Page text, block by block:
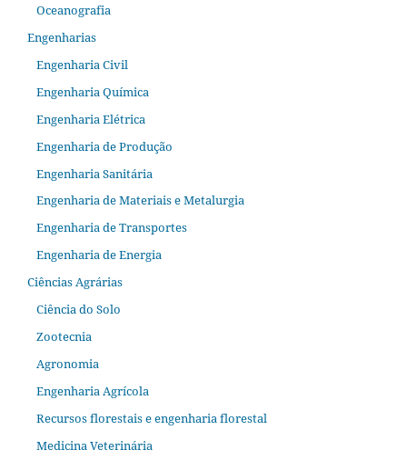
Oceanografia
Engenharias
Engenharia Civil
Engenharia Química
Engenharia Elétrica
Engenharia de Produção
Engenharia Sanitária
Engenharia de Materiais e Metalurgia
Engenharia de Transportes
Engenharia de Energia
Ciências Agrárias
Ciência do Solo
Zootecnia
Agronomia
Engenharia Agrícola
Recursos florestais e engenharia florestal
Medicina Veterinária